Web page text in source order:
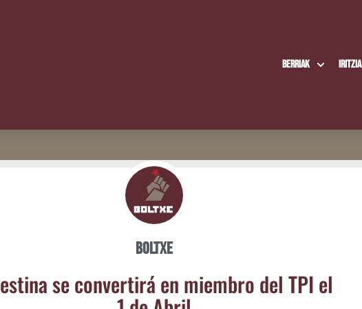
Berriak Iritzia
Boltxe
se con­ver­ti­rá en miem­bro del TPI el